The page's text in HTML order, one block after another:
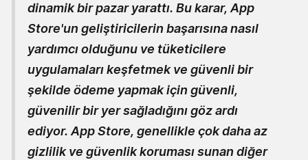
dinamik bir pazar yarattı. Bu karar, App
Store'un geliştiricilerin başarısına nasıl
yardımcı olduğunu ve tüketicilere
uygulamaları keşfetmek ve güvenli bir
şekilde ödeme yapmak için güvenli,
güvenilir bir yer sağladığını göz ardı
ediyor. App Store, genellikle çok daha az
gizlilik ve güvenlik koruması sunan diğer